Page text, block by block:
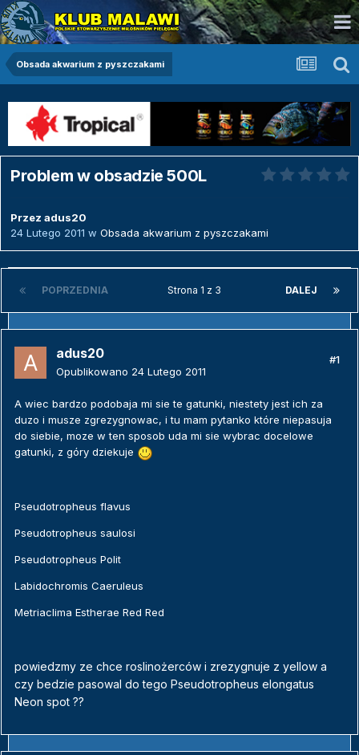
Obsada akwarium z pyszczakami
Problem w obsadzie 500L
Przez adus20
24 Lutego 2011 w Obsada akwarium z pyszczakami
POPRZEDNIA DALEJ
Strona 1 z 3
adus20
Opublikowano 24 Lutego 2011
#1
A wiec bardzo podobaja mi sie te gatunki, niestety jest ich za
duzo i musze zgrezygnowac, i tu mam pytanko które niepasuja
do siebie, moze w ten sposob uda mi sie wybrac docelowe
gatunki, z góry dziekuje
Pseudotropheus flavus
Pseudotropheus saulosi
Pseudotropheus Polit
Labidochromis Caeruleus
Metriaclima Estherae Red Red
powiedzmy ze chce roslinożerców i zrezygnuje z yellow a
czy bedzie pasowal do tego Pseudotropheus elongatus
Neon spot ??